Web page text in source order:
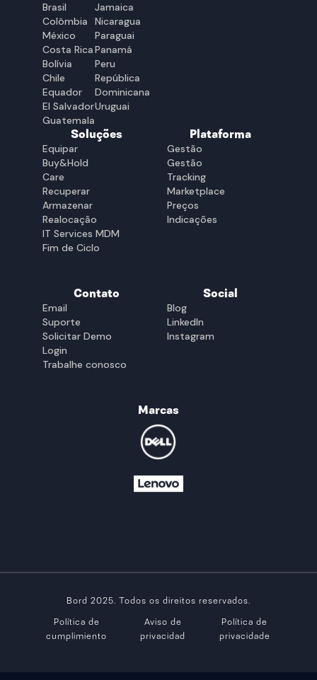
Brasil
Colômbia
México
Costa Rica
Bolívia
Chile
Equador
El Salvador
Guatemala
Jamaica
Nicaragua
Paraguai
Panamá
Peru
República
Dominicana
Uruguai
Soluções
Equipar
Buy&Hold
Care
Recuperar
Armazenar
Realocação
IT Services MDM
Fim de Ciclo
Plataforma
Gestão
Gestão
Tracking
Marketplace
Preços
Indicações
Contato
Email
Suporte
Solicitar Demo
Login
Trabalhe conosco
Social
Blog
LinkedIn
Instagram
Marcas
Bord 2025. Todos os direitos reservados.
Política de
cumplimiento
Aviso de
privacidad
Política de
privacidade